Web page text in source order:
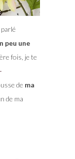
peu une
fois, je te
de ma
de ma